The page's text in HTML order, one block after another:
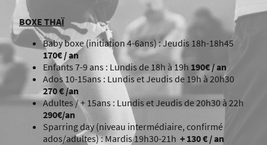
BOXE THAÏ
Baby boxe (initiation 4-6ans) : Jeudis 18h-18h45
170€ / an
Enfants 7-9 ans : Lundis de 18h à 19h 190€ / an
Ados 10-15ans : Lundis et Jeudis de 19h à 20h30
270 € /an
Adultes / + 15ans : Lundis et Jeudis de 20h30 à 22h
290€/an
Sparring day (niveau intermédiaire, confirmé
ados/adultes) : Mardis 19h30-21h + 130 € / an